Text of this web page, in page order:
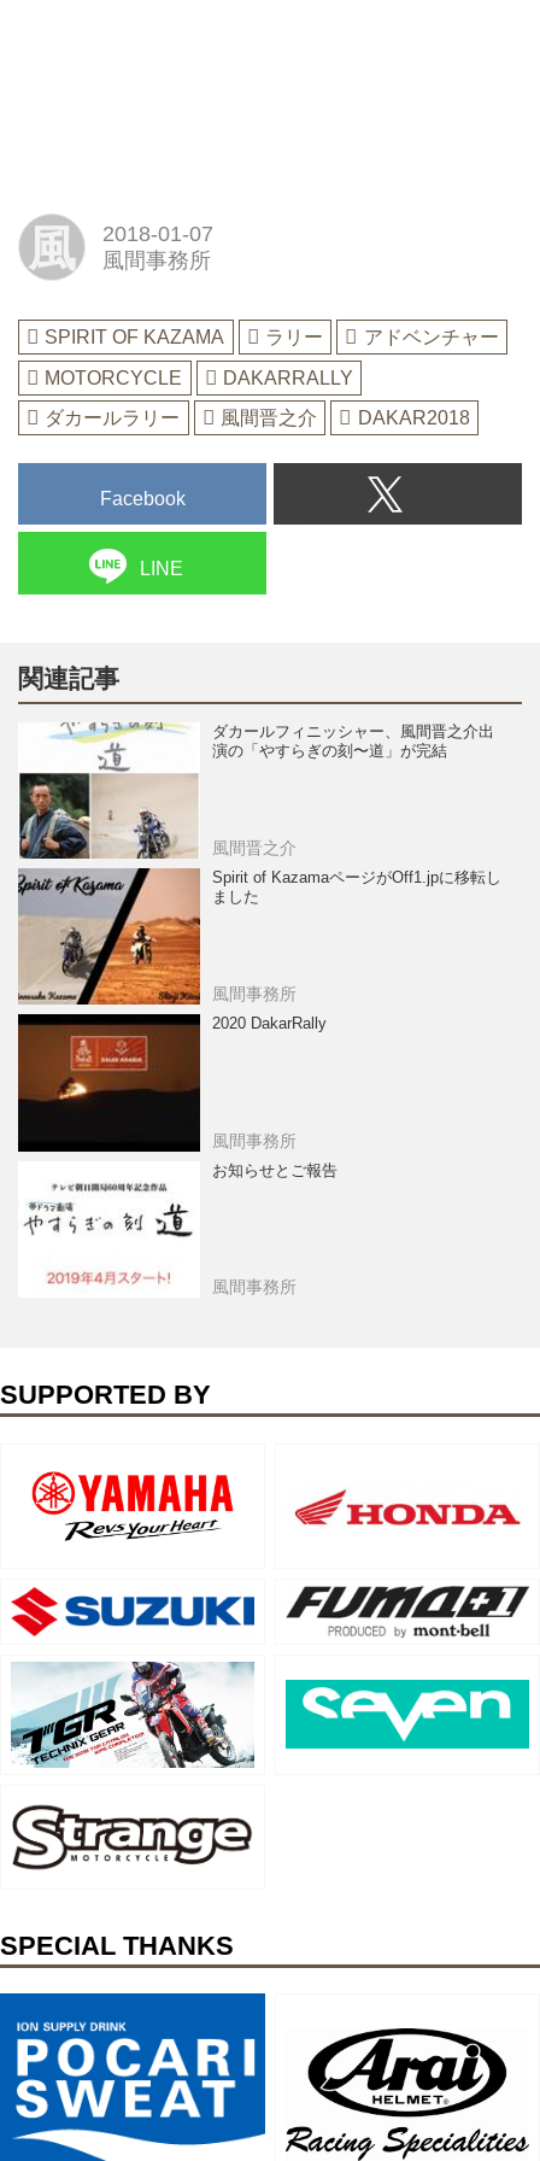
風
2018-01-07
風間事務所
SPIRIT OF KAZAMA ラリー
アドベンチャー
MOTORCYCLE
DAKARRALLY
ダカールラリー
風間晋之介 DAKAR2018
Facebook
LINE
関連記事
ダカールフィニッシャー、風間晋之介出
演の「やすらぎの刻〜道」が完結
風間晋之介
Spirit of KazamaページがOff1.jpに移転し
ました
風間事務所
2020 DakarRally
風間事務所
お知らせとご報告
風間事務所
SUPPORTED BY
SPECIAL THANKS